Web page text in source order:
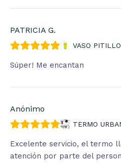
PATRICIA G.
VASO PITILLO
Súper! Me encantan
Anónimo
TERMO
Excelente servicio, el termo
atención por parte del